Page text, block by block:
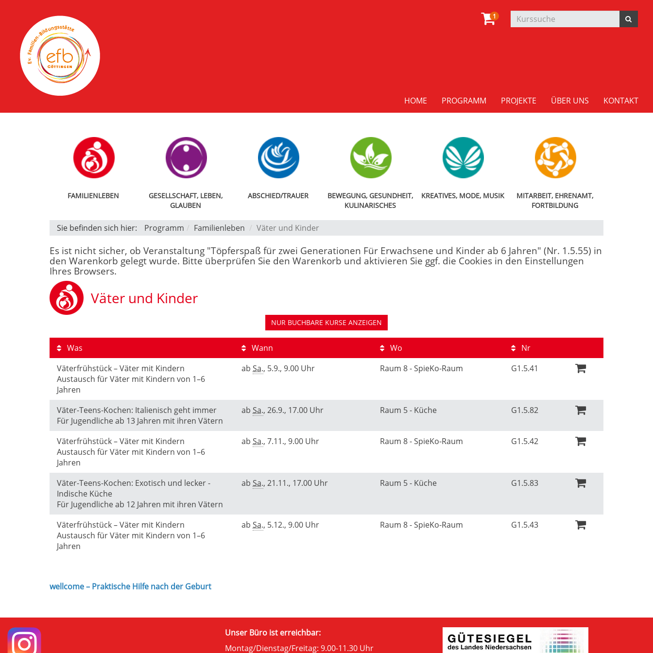
1
HOME PROGRAMM PROJEKTE ÜBER UNS KONTAKT
FAMILIENLEBEN
GESELLSCHAFT, LEBEN,
GLAUBEN
ABSCHIED/TRAUER
BEWEGUNG, GESUNDHEIT,
KULINARISCHES
KREATIVES, MODE, MUSIK
MITARBEIT, EHRENAMT,
FORTBILDUNG
Sie befinden sich hier: Programm Familienleben Väter und Kinder
Es ist nicht sicher, ob Veranstaltung "Töpferspaß für zwei Generationen Für Erwachsene und Kinder ab 6 Jahren" (Nr. 1.5.55) in
den Warenkorb gelegt wurde. Bitte überprüfen Sie den Warenkorb und aktivieren Sie ggf. die Cookies in den Einstellungen
Ihres Browsers.
Väter und Kinder
NUR BUCHBARE KURSE ANZEIGEN
Was Wann Wo
Nr
Väterfrühstück – Väter mit Kindern
Austausch für Väter mit Kindern von 1–6
Jahren
ab Sa., 5.9., 9.00 Uhr Raum 8 - SpieKo-Raum G1.5.41
Väter-Teens-Kochen: Italienisch geht immer
Für Jugendliche ab 13 Jahren mit ihren Vätern
ab Sa., 26.9., 17.00 Uhr Raum 5 - Küche G1.5.82
Väterfrühstück – Väter mit Kindern
Austausch für Väter mit Kindern von 1–6
Jahren
ab Sa., 7.11., 9.00 Uhr Raum 8 - SpieKo-Raum G1.5.42
Väter-Teens-Kochen: Exotisch und lecker -
Indische Küche
Für Jugendliche ab 12 Jahren mit ihren Vätern
ab Sa., 21.11., 17.00 Uhr Raum 5 - Küche G1.5.83
Väterfrühstück – Väter mit Kindern
Austausch für Väter mit Kindern von 1–6
Jahren
ab Sa., 5.12., 9.00 Uhr Raum 8 - SpieKo-Raum G1.5.43
wellcome – Praktische Hilfe nach der Geburt
Unser Büro ist erreichbar:
Montag/Dienstag/Freitag: 9.00-11.30 Uhr